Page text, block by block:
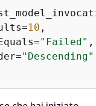
10 ,
"Failed" ,
"Descending"